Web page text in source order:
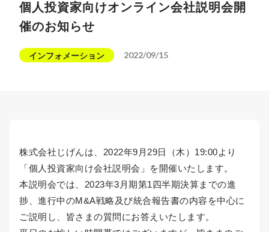
個人投資家向けオンライン会社説明会開
催のお知らせ
インフォメーション 2022/09/15
株式会社じげんは、2022年9月29日（木）19:00より
「個人投資家向け会社説明会」を開催いたします。
本説明会では、2023年3月期第1四半期決算までの進
捗、進行中のM&A戦略及び統合報告書の内容を中心に
ご説明し、皆さまの質問にお答えいたします。